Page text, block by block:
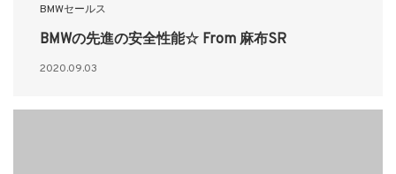
BMWセールス
BMWの先進の安全性能☆ From 麻布SR
2020.09.03